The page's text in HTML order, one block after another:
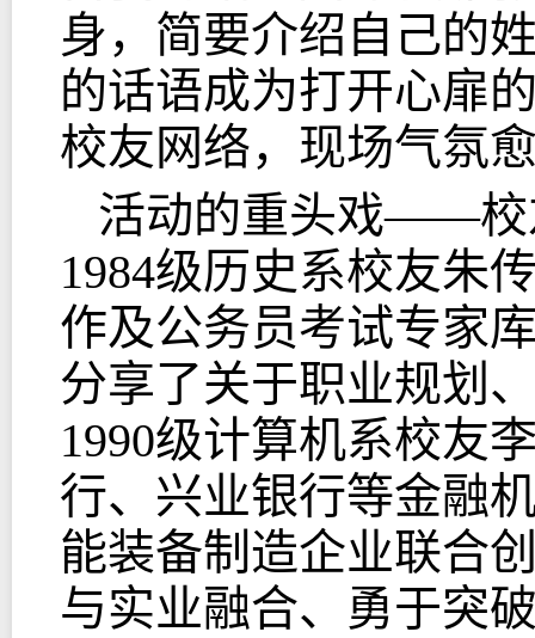
身，简要介绍自己的
的话语成为打开心扉
校友网络，现场气氛
活动的重头戏——校
1984级历史系校友朱
作及公务员考试专家
分享了关于职业规划
1990级计算机系校友
行、兴业银行等金融
能装备制造企业联合
与实业融合、勇于突